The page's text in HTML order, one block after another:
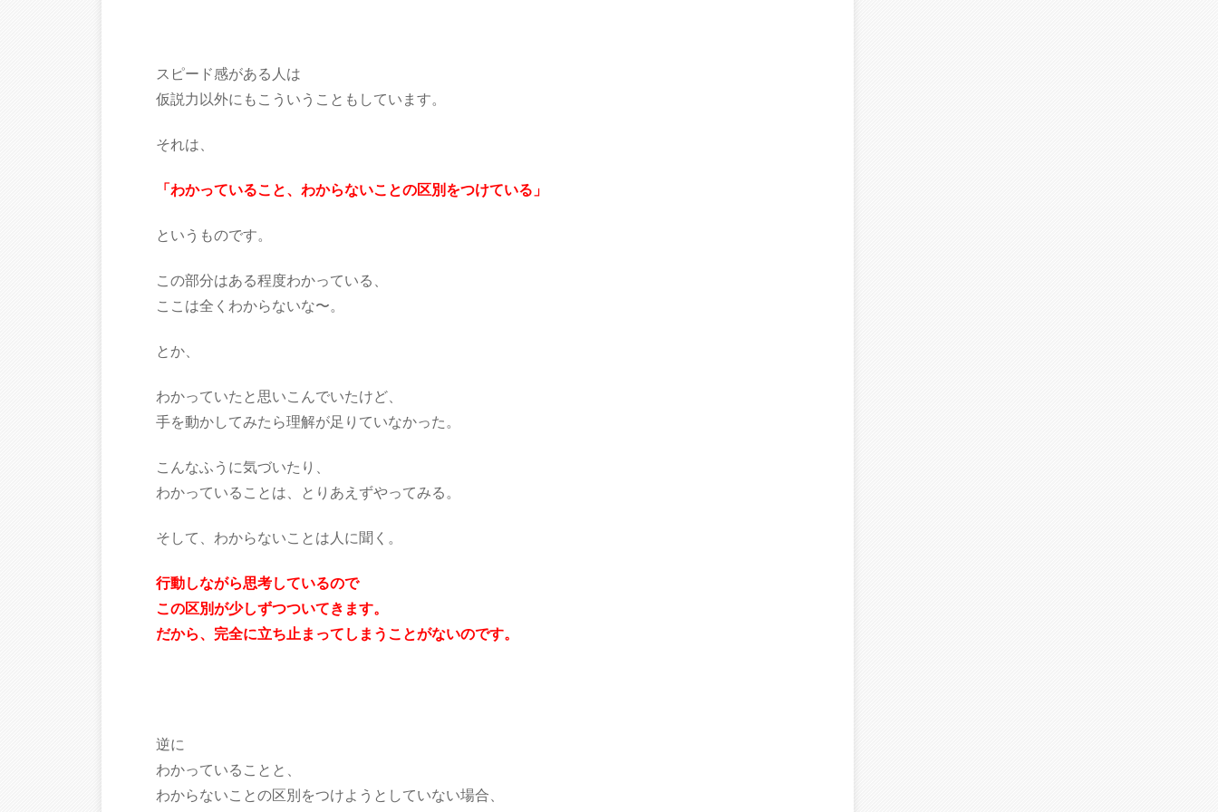
スピード感がある人は
仮説力以外にもこういうこともしています。
それは、
「わかっていること、わからないことの区別をつけている」
というものです。
この部分はある程度わかっている、
ここは全くわからないな〜。
とか、
わかっていたと思いこんでいたけど、
手を動かしてみたら理解が足りていなかった。
こんなふうに気づいたり、
わかっていることは、とりあえずやってみる。
そして、わからないことは人に聞く。
行動しながら思考しているので
この区別が少しずつついてきます。
だから、完全に立ち止まってしまうことがないのです。
逆に
わかっていることと、
わからないことの区別をつけようとしていない場合、